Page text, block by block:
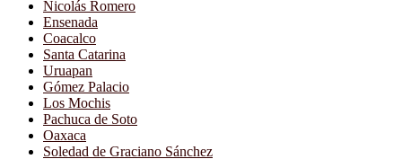
Nicolás Romero
Ensenada
Coacalco
Santa Catarina
Uruapan
Gómez Palacio
Los Mochis
Pachuca de Soto
Oaxaca
Soledad de Graciano Sánchez